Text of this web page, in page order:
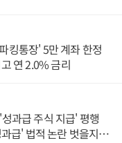
킹통장' 5만 계좌 한정
연 2.0% 금리
과급 주식 지급' 평행
급' 법적 논란 벗을지 주